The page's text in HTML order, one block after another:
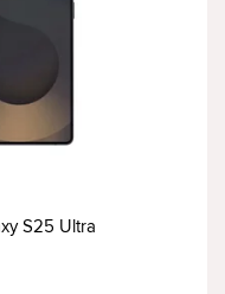
S25 Ultra